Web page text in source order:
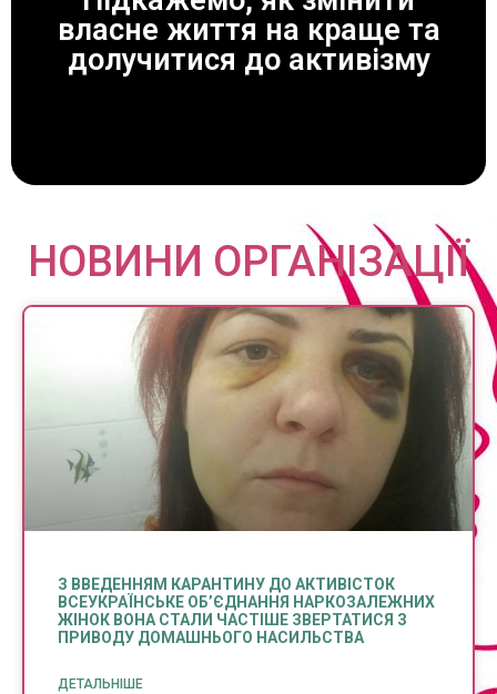
власне життя на краще та
долучитися до активізму
ЗАВЖДИ ДОПОМОЖЕМО!
НОВИНИ ОРГАНІЗАЦІЇ
З ВВЕДЕННЯМ КАРАНТИНУ ДО АКТИВІСТОК
ВСЕУКРАЇНСЬКЕ ОБ’ЄДНАННЯ НАРКОЗАЛЕЖНИХ
ЖІНОК ВОНА СТАЛИ ЧАСТІШЕ ЗВЕРТАТИСЯ З
ПРИВОДУ ДОМАШНЬОГО НАСИЛЬСТВА
ДЕТАЛЬНІШЕ